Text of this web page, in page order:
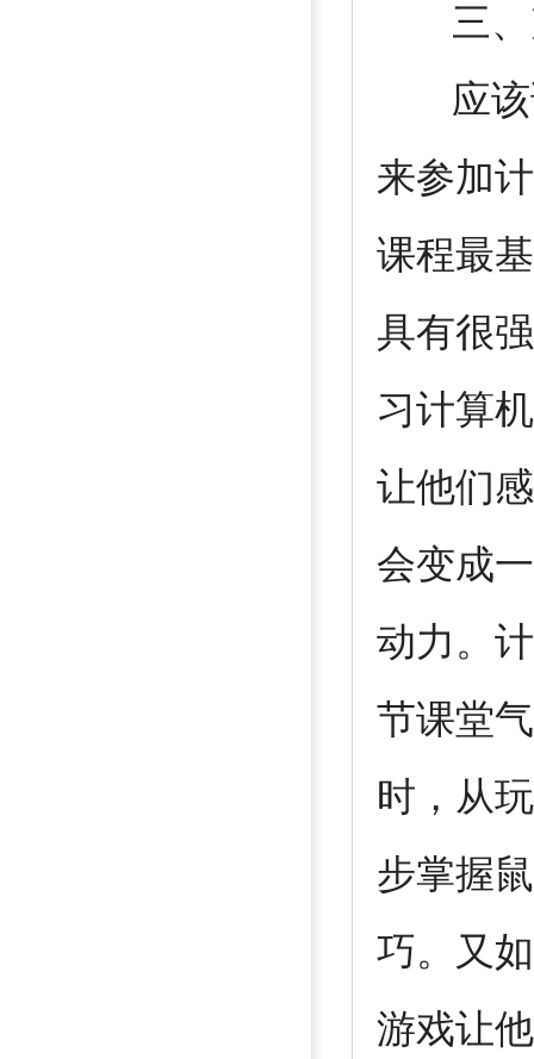
三、
应该
来参加
课程最
具有很
习计算
让他们
会变成
动力。
节课堂
时，从
步掌握
巧。又
游戏让